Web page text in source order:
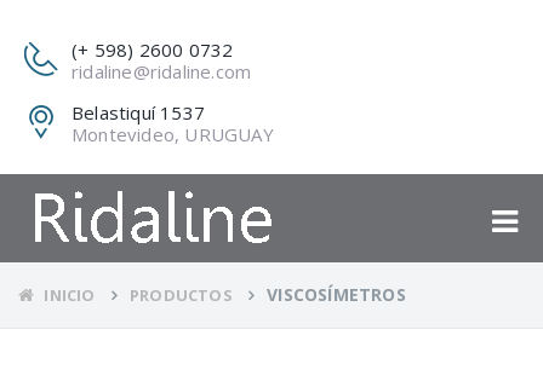
(+ 598) 2600 0732
ridaline@ridaline.com
Belastiquí 1537
Montevideo, URUGUAY
INICIO PRODUCTOS VISCOSÍMETROS